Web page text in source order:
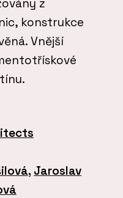
z
konstrukce
Vnější
, Jaroslav